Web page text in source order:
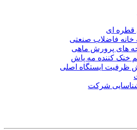
قطره ای
خانه فاضلاب صنعتی
های پرورش ماهی
خنک کننده مه پاش
ظرفیت ایستگاه اصلی
شرکت